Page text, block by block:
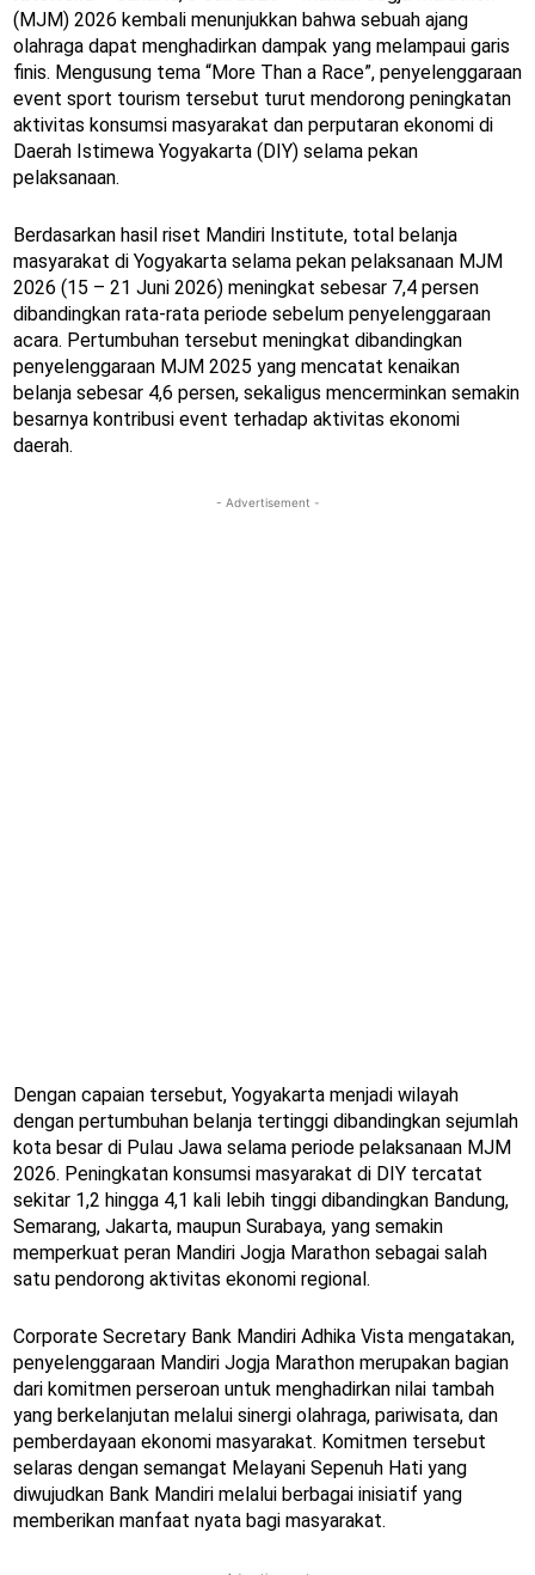
(MJM) 2026 kembali menunjukkan bahwa sebuah ajang
olahraga dapat menghadirkan dampak yang melampaui garis
finis. Mengusung tema “More Than a Race”, penyelenggaraan
event sport tourism tersebut turut mendorong peningkatan
aktivitas konsumsi masyarakat dan perputaran ekonomi di
Daerah Istimewa Yogyakarta (DIY) selama pekan
pelaksanaan.
Berdasarkan hasil riset Mandiri Institute, total belanja
masyarakat di Yogyakarta selama pekan pelaksanaan MJM
2026 (15 – 21 Juni 2026) meningkat sebesar 7,4 persen
dibandingkan rata-rata periode sebelum penyelenggaraan
acara. Pertumbuhan tersebut meningkat dibandingkan
penyelenggaraan MJM 2025 yang mencatat kenaikan
belanja sebesar 4,6 persen, sekaligus mencerminkan semakin
besarnya kontribusi event terhadap aktivitas ekonomi
daerah.
- Advertisement -
Dengan capaian tersebut, Yogyakarta menjadi wilayah
dengan pertumbuhan belanja tertinggi dibandingkan sejumlah
kota besar di Pulau Jawa selama periode pelaksanaan MJM
2026. Peningkatan konsumsi masyarakat di DIY tercatat
sekitar 1,2 hingga 4,1 kali lebih tinggi dibandingkan Bandung,
Semarang, Jakarta, maupun Surabaya, yang semakin
memperkuat peran Mandiri Jogja Marathon sebagai salah
satu pendorong aktivitas ekonomi regional.
Corporate Secretary Bank Mandiri Adhika Vista mengatakan,
penyelenggaraan Mandiri Jogja Marathon merupakan bagian
dari komitmen perseroan untuk menghadirkan nilai tambah
yang berkelanjutan melalui sinergi olahraga, pariwisata, dan
pemberdayaan ekonomi masyarakat. Komitmen tersebut
selaras dengan semangat Melayani Sepenuh Hati yang
diwujudkan Bank Mandiri melalui berbagai inisiatif yang
memberikan manfaat nyata bagi masyarakat.